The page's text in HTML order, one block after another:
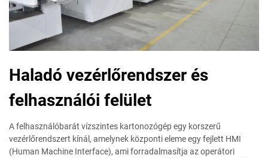
Haladó vezérlőrendszer és
felhasználói felület
A felhasználóbarát vízszintes kartonozógép egy korszerű
vezérlőrendszert kínál, amelynek központi eleme egy fejlett HMI
(Human Machine Interface), ami forradalmasítja az operátori